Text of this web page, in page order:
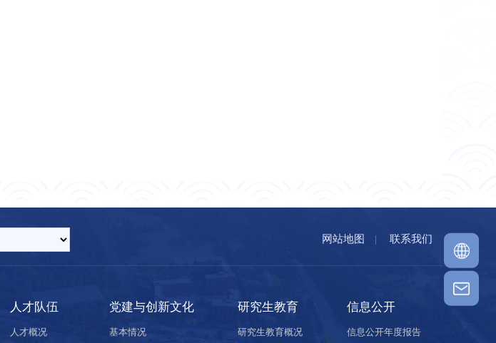
网站地图 | 联系我们
人才队伍
人才概况
党建与创新文化
基本情况
研究生教育
研究生教育概况
信息公开
信息公开年度报告